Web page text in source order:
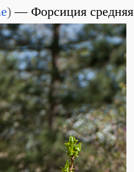
) Форсиция средняя